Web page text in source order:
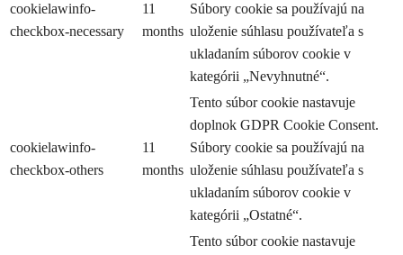
cookielawinfo-
checkbox-necessary
11
months
Súbory cookie sa používajú na
uloženie súhlasu používateľa s
ukladaním súborov cookie v
kategórii „Nevyhnutné“.
cookielawinfo-
checkbox-others
11
months
Tento súbor cookie nastavuje
doplnok GDPR Cookie Consent.
Súbory cookie sa používajú na
uloženie súhlasu používateľa s
ukladaním súborov cookie v
kategórii „Ostatné“.
Tento súbor cookie nastavuje